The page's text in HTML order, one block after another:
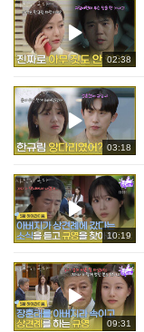
02:38
03:18
10:19
09:31